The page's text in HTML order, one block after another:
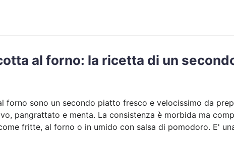
al forno: la ricetta di un
forno sono un secondo piatto fresco e velocissimo da
pangrattato e menta. La consistenza è morbida ma
fritte, al forno o in umido con salsa di pomodoro. E'